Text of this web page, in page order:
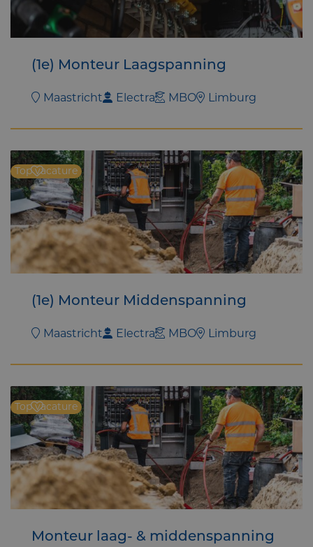
(1e) Monteur Laagspanning
Maastricht Electra MBO Limburg
Top vacature
(1e) Monteur Middenspanning
Maastricht Electra MBO Limburg
Top vacature
Monteur laag- & middenspanning